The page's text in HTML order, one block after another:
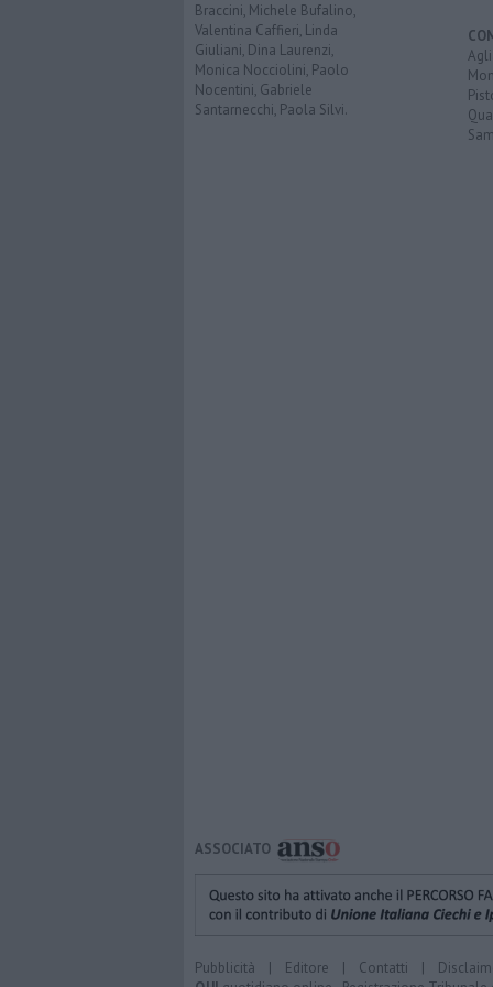
Braccini, Michele Bufalino,
Valentina Caffieri, Linda
Giuliani, Dina Laurenzi,
Monica Nocciolini, Paolo
Nocentini, Gabriele
Santarnecchi, Paola Silvi.
ASSOCIATO
Pubblicità | Editore | Contatti |